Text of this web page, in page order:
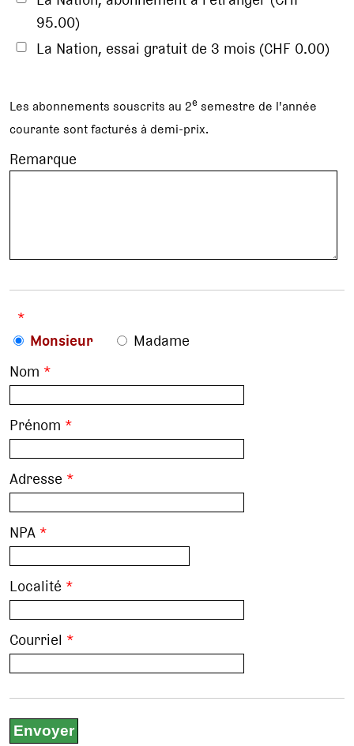
95.00)
La Nation, essai gratuit de 3 mois (CHF 0.00)
Les abonnements souscrits au 2e semestre de l'année
courante sont facturés à demi-prix.
Remarque
*
Monsieur
Madame
Nom *
Prénom *
Adresse *
NPA *
Localité *
Courriel *